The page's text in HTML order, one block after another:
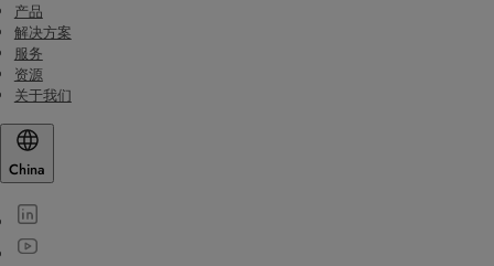
产品
解决方案
服务
资源
关于我们
China